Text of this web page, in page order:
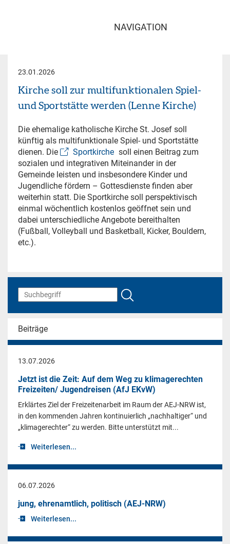
NAVIGATION
23.01.2026
Kirche soll zur multifunktionalen Spiel-
und Sportstätte werden (Lenne Kirche)
Die ehemalige katholische Kirche St. Josef soll
künftig als multifunktionale Spiel- und Sportstätte
dienen. Die
Sportkirche soll einen Beitrag zum
sozialen und integrativen Miteinander in der
Gemeinde leisten und insbesondere Kinder und
Jugendliche fördern – Gottesdienste finden aber
weiterhin statt. Die Sportkirche soll perspektivisch
einmal wöchentlich kostenlos geöffnet sein und
dabei unterschiedliche Angebote bereithalten
(Fußball, Volleyball und Basketball, Kicker, Bouldern,
etc.).
Beiträge
13.07.2026
Jetzt ist die Zeit: Auf dem Weg zu klimagerechten
Freizeiten/ Jugendreisen (AfJ EKvW)
Erklärtes Ziel der Freizeitenarbeit im Raum der AEJ-NRW ist,
in den kommenden Jahren kontinuierlich „nachhaltiger“ und
„klimagerechter“ zu werden. Bitte unterstützt mit...
Weiterlesen...
06.07.2026
jung, ehrenamtlich, politisch (AEJ-NRW)
Weiterlesen...